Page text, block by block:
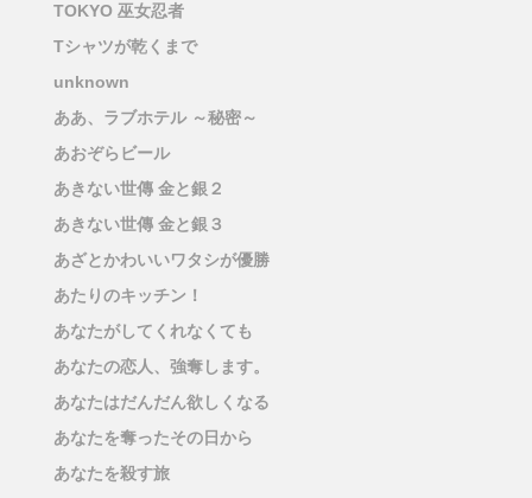
TOKYO 巫女忍者
Tシャツが乾くまで
unknown
ああ、ラブホテル ～秘密～
あおぞらビール
あきない世傳 金と銀２
あきない世傳 金と銀３
あざとかわいいワタシが優勝
あたりのキッチン！
あなたがしてくれなくても
あなたの恋人、強奪します。
あなたはだんだん欲しくなる
あなたを奪ったその日から
あなたを殺す旅